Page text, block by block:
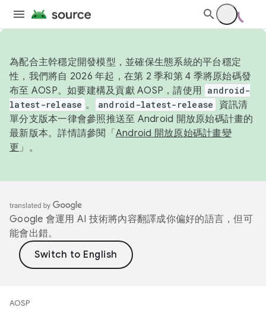
為配合主幹穩定開發模型，並確保生態系統的平台穩定
性，我們將自 2026 年起，在第 2 季和第 4 季將原始碼發
布至 AOSP。如要建構及貢獻 AOSP，請使用 android-
latest-release 。 android-latest-release
資訊清
單分支版本一律會參照推送至 Android 開放原始碼計畫的
最新版本。詳情請參閱「 Android 開放原始碼計畫變
更 」。
Google 會運用 AI 技術將內容翻譯成你偏好的語言，但可
能會出錯。
AOSP